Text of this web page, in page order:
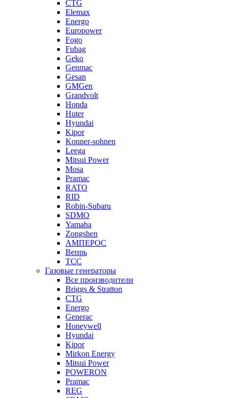
CTG
Elemax
Energo
Europower
Fogo
Fubag
Geko
Genmac
Gesan
GMGen
Grandvolt
Honda
Huter
Hyundai
Kipor
Konner-sohnen
Leega
Mitsui Power
Mosa
Pramac
RATO
RID
Robin-Subaru
SDMO
Yamaha
Zongshen
АМПЕРОС
Вепрь
ТСС
Газовые генераторы
Все производители
Briggs & Stratton
CTG
Energo
Generac
Honeywell
Hyundai
Kipor
Mirkon Energy
Mitsui Power
POWERON
Pramac
REG